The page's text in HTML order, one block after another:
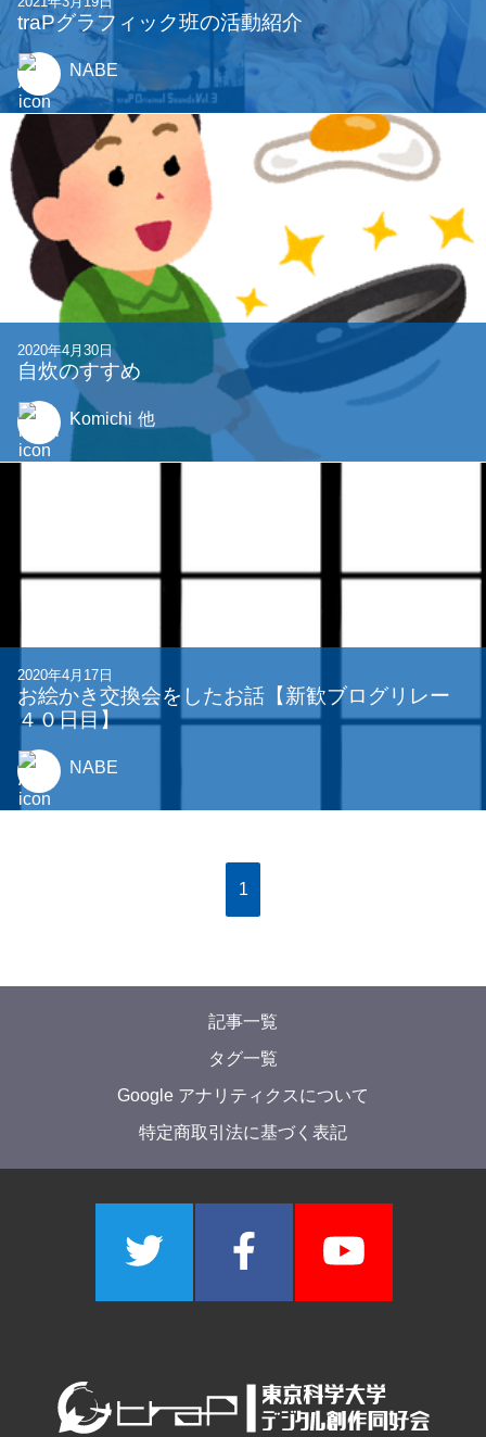
traPグラフィック班の活動紹介
NABE
2020年4月30日
自炊のすすめ
Komichi 他
2020年4月17日
お絵かき交換会をしたお話【新歓ブログリレー
４０日目】
NABE
1
記事一覧
タグ一覧
Google アナリティクスについて
特定商取引法に基づく表記